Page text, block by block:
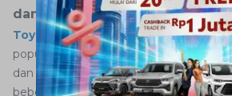
dan Kenyamanan Berkendara
Toyota Fortunerdiesel menjadi salah
populer karena menawarkan
dan kenyamanan. Mesin diesel yang
beberapa generasi Fortuner